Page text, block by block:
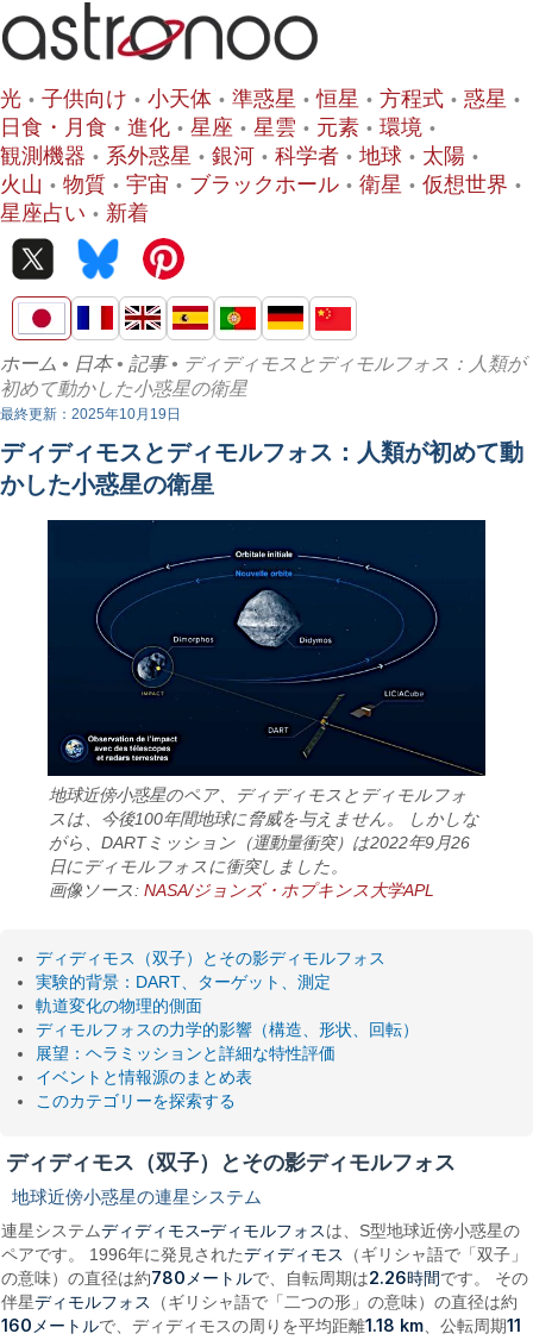
光 子供向け 小天体 準惑星 恒星 方程式
惑星
日食・月食
進化 星座 星雲 元素
環境
観測機器
系外惑星 銀河 科学者 地球
太陽
火山
物質 宇宙 ブラックホール 衛星
仮想世界
星座占い
新着
ホーム • 日本• 記事• ディディモスとディモルフォス：人類が
初めて動かした小惑星の衛星
最終更新：2025年10月19日
ディディモスとディモルフォス：人類が初めて動
かした小惑星の衛星
地球近傍小惑星のペア、ディディモスとディモルフォ
スは、今後100年間地球に脅威を与えません。 しかしな
がら、DARTミッション（運動量衝突）は2022年9月26
日にディモルフォスに衝突しました。
画像ソース:NASA/ジョンズ・ホプキンス大学APL
ディディモス（双子）とその影ディモルフォス
実験的背景：DART、ターゲット、測定
軌道変化の物理的側面
ディモルフォスの力学的影響（構造、形状、回転）
展望：ヘラミッションと詳細な特性評価
イベントと情報源のまとめ表
このカテゴリーを探索する
ディディモス（双子）とその影ディモルフォス
地球近傍小惑星の連星システム
連星システムディディモス–ディモルフォスは、S型地球近傍小惑星の
ペアです。 1996年に発見されたディディモス
（ギリシャ語で「双子」
の意味）の直径は約780メートルで、自転周期は2.26時間です。 その
伴星ディモルフォス （ギリシャ語で「二つの形」の意味）の直径は約
160メートルで、ディディモスの周りを平均距離1.18 km 、公転周期11